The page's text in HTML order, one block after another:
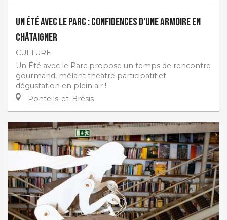
Un Été avec le Parc : Confidences d'une armoire en
châtaigner
CULTURE
Un Été avec le Parc propose un temps de rencontre
gourmand, mêlant théâtre participatif et
dégustation en plein air !
Ponteils-et-Brésis